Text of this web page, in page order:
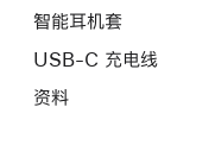
智能耳机套
USB-C 充电线
资料